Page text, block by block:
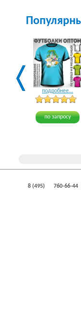
подробнее...
по запросу
8 (495) 760-66-44